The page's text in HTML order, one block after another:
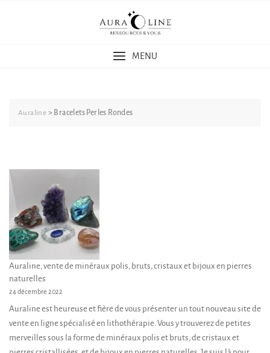
MENU
Auraline > Bracelets Perles Rondes
Auraline, vente de minéraux polis, bruts, cristaux et bijoux en pierres
naturelles
24 décembre 2022
Auraline est heureuse et fière de vous présenter un tout nouveau site de
vente en ligne spécialisé en lithothérapie. Vous y trouverez de petites
merveilles sous la forme de minéraux polis et bruts, de cristaux et